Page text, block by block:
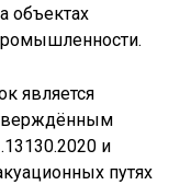
объектах
является
и
путях